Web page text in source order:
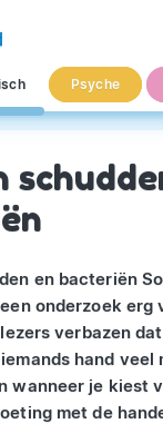
Psyche
en bacteriën
onderzoek erg
verbazen
hand veel
wanneer je kiest
met de